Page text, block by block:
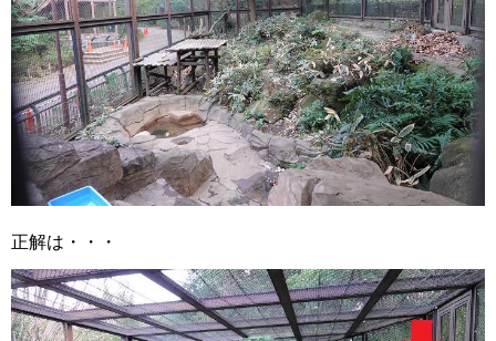
正解は・・・